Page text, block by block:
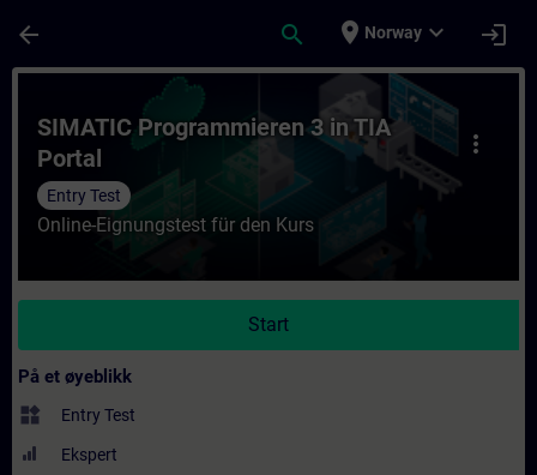
arrow_back search place Norway expand_more login
Kurs - SIMATIC Programmieren 3 in TIA
more_vert
SIMATIC Programmieren 3 in TIA
Portal
Entry Test
Online-Eignungstest für den Kurs
Start
På et øyeblikk
widgets Entry Test
Ekspert